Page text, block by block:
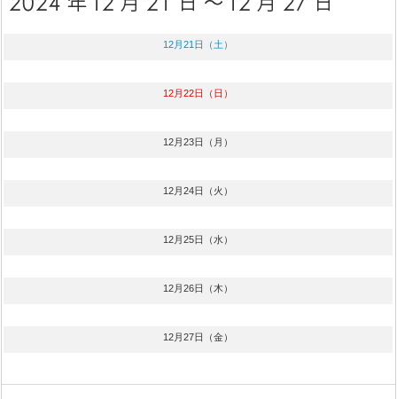
12月21日（土）
12月22日（日）
12月23日（月）
12月24日（火）
12月25日（水）
12月26日（木）
12月27日（金）